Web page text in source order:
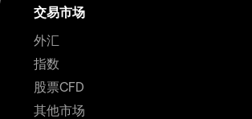
交易市场
外汇
指数
股票CFD
其他市场